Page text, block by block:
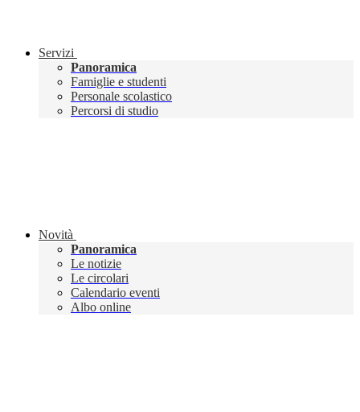
Servizi
Panoramica
Famiglie e studenti
Personale scolastico
Percorsi di studio
Novità
Panoramica
Le notizie
Le circolari
Calendario eventi
Albo online